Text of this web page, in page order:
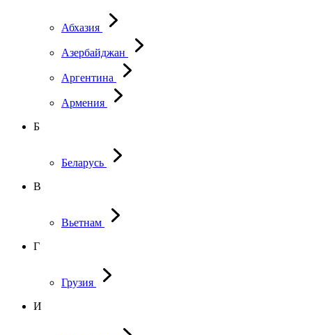
Абхазия
Азербайджан
Аргентина
Армения
Б
Беларусь
В
Вьетнам
Г
Грузия
И